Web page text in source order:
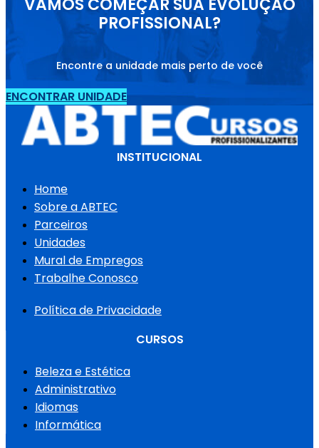
PROFISSIONAL?
Encontre a unidade mais perto de você
ENCONTRAR UNIDADE
INSTITUCIONAL
Home
Sobre a ABTEC
Parceiros
Unidades
Mural de Empregos
Trabalhe Conosco
Política de Privacidade
CURSOS
Beleza e Estética
Administrativo
Idiomas
Informática